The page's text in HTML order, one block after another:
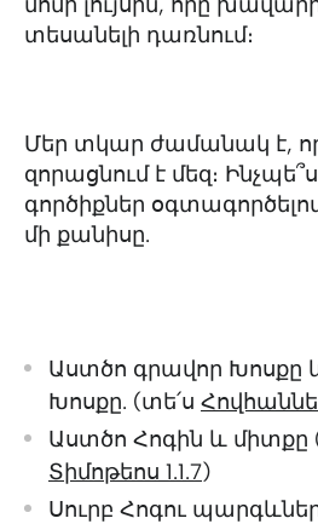
տեսանելի դառնում։
Մեր տկար ժամանակ է,
զորացնում է մեզ։
գործիքներ
մի քանիսը.
Աստծո գրավոր Խոսքը
Խոսքը. (տե՛ս
Աստծո Հոգին և միտքը
Տիմոթեոս 1.1.7)
Սուրբ Հոգու